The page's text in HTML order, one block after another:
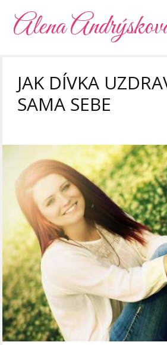
Alena
JAK DÍVKA
SAMA SEBE